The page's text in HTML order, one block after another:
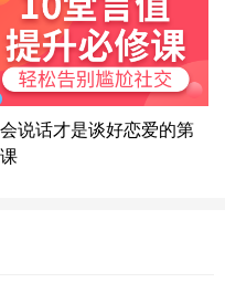
28分钟前
笑 通过此页面咨询，已获得专
18分钟前
面咨询，已获得专属情感方案
说话才是谈好恋爱的第